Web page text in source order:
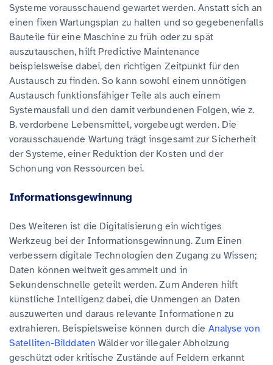
Systeme vorausschauend gewartet werden. Anstatt sich an
einen fixen Wartungsplan zu halten und so gegebenenfalls
Bauteile für eine Maschine zu früh oder zu spät
auszutauschen, hilft Predictive Maintenance
beispielsweise dabei, den richtigen Zeitpunkt für den
Austausch zu finden. So kann sowohl einem unnötigen
Austausch funktionsfähiger Teile als auch einem
Systemausfall und den damit verbundenen Folgen, wie z.
B. verdorbene Lebensmittel, vorgebeugt werden. Die
vorausschauende Wartung trägt insgesamt zur Sicherheit
der Systeme, einer Reduktion der Kosten und der
Schonung von Ressourcen bei.
Informationsgewinnung
Des Weiteren ist die Digitalisierung ein wichtiges
Werkzeug bei der Informationsgewinnung. Zum Einen
verbessern digitale Technologien den Zugang zu Wissen;
Daten können weltweit gesammelt und in
Sekundenschnelle geteilt werden. Zum Anderen hilft
künstliche Intelligenz dabei, die Unmengen an Daten
auszuwerten und daraus relevante Informationen zu
extrahieren. Beispielsweise können durch die Analyse von
Satelliten-Bilddaten Wälder vor illegaler Abholzung
geschützt oder kritische Zustände auf Feldern erkannt